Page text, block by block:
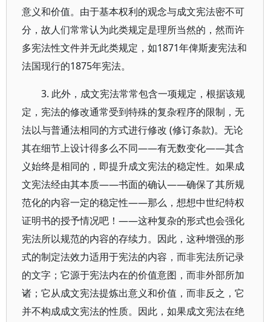
意义和价值。由于基本权利的观念与成文宪法密不可
分，故人们常常认为此类规定是理所当然的，然而许
多宪法性文件并无此类规定，如1871年俾斯麦宪法和
法国现行的1875年宪法。
3. 此外，成文宪法常常包含一项规定，根据该规
定，宪法的修改通常受到特殊的复杂程序的限制，无
法以与普通法相同的方式进行修改 (修订条款)。无论
其在细节上设计得多么不同——有无数变化——其含
义始终是相同的，即提升成文宪法的稳定性。如果成
文宪法经由其本质——书面的确认——确保了其所规
范化的内容一定的稳定性——那么，想想中世纪特权
证明书的授予情况吧！——这种复杂的形式也会强化
宪法所以规范的内容的存续力。因此，这种增强的形
式的制定法效力适用于宪法的内容，而非宪法所记录
的文字；它源于宪法内在的价值意图，而非外部所加
诸；它从成文宪法提炼出意义和价值，而非反之，它
并不构成成文宪法的性质。因此，如果成文宪法在绝